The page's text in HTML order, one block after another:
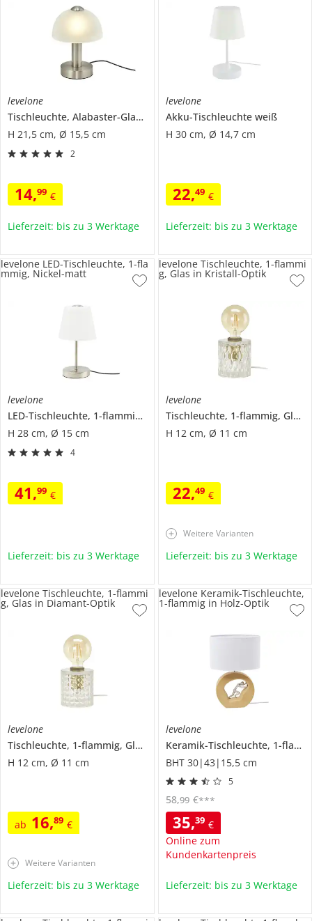
levelone
Tischleuchte, Alabaster-Glas Weiß
H 21,5 cm, Ø 15,5 cm
2
14,99 €
Lieferzeit: bis zu 3 Werktage
levelone
Akku-Tischleuchte weiß
H 30 cm, Ø 14,7 cm
22,49 €
Lieferzeit: bis zu 3 Werktage
levelone
LED-Tischleuchte, 1-flammig, Nickel-matt
H 28 cm, Ø 15 cm
4
41,99 €
levelone LED-Tischleuchte, 1-fla
mmig, Nickel-matt
Lieferzeit: bis zu 3 Werktage
levelone
Tischleuchte, 1-flammig, Glas in Kristall-Optik
H 12 cm, Ø 11 cm
22,49 €
levelone Tischleuchte, 1-flammi
g, Glas in Kristall-Optik
Weitere Varianten
Lieferzeit: bis zu 3 Werktage
levelone
Tischleuchte, 1-flammig, Glas in Diamant-Optik
H 12 cm, Ø 11 cm
ab 16,89 €
levelone Tischleuchte, 1-flammi
g, Glas in Diamant-Optik
Weitere Varianten
Lieferzeit: bis zu 3 Werktage
levelone
Keramik-Tischleuchte, 1-flammig in Holz-Optik
BHT 30|43|15,5 cm
5
35,39 €
Online zum
Kundenkartenpreis
58,99 €***
levelone Keramik-Tischleuchte,
1-flammig in Holz-Optik
Lieferzeit: bis zu 3 Werktage